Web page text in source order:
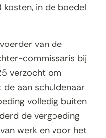
kosten, in de boedel
van de
commissaris bij
verzocht om
aan schuldenaar
volledig buiten
de vergoeding
werk en voor het